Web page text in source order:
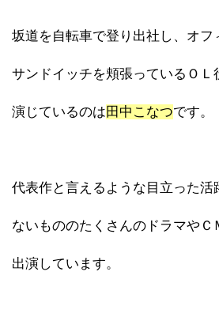
坂道を自転車で登り出社し、オフ
サンドイッチを頬張っているＯＬ
演じているのは田中こなつです。
代表作と言えるような目立った活
ないもののたくさんのドラマやＣ
出演しています。